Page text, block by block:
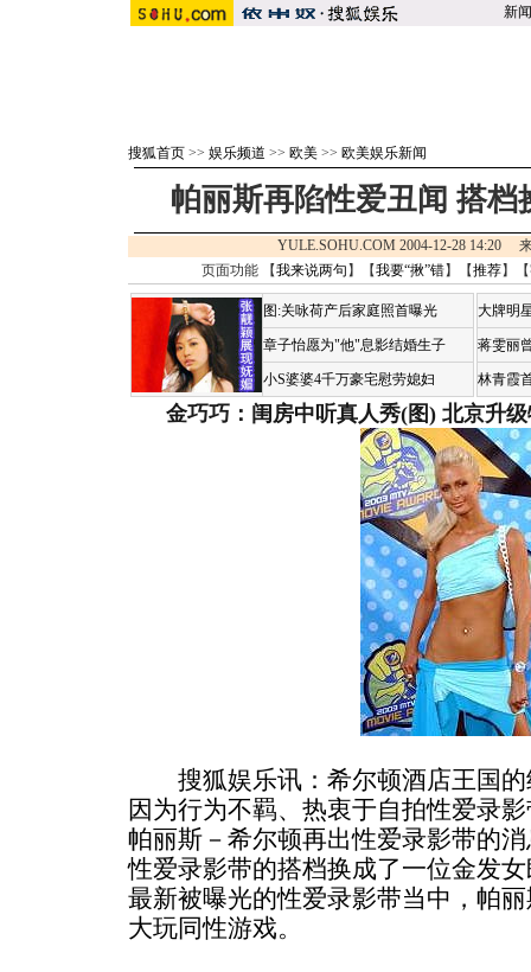
新闻
搜狐首页 >> 娱乐频道 >> 欧美 >> 欧美娱乐新闻
帕丽斯再陷性爱丑闻 搭
YULE.SOHU.COM 2004-12-28 14:20
页面功能 【我来说两句 】【我要“揪”错】【推荐】
图:关咏荷产后家庭照首曝光
章子怡愿为"他"息影结婚生子
小S婆婆4千万豪宅慰劳媳妇
大牌明
蒋雯丽
林青霞
金巧巧：闺房中听真人秀(图) 北京升
搜狐娱乐讯：希尔顿酒店王国的
因为行为不羁、热衷于自拍性爱录
帕丽斯－希尔顿再出性爱录影带的
性爱录影带的搭档换成了一位金发
最新被曝光的性爱录影带当中，帕
大玩同性游戏。